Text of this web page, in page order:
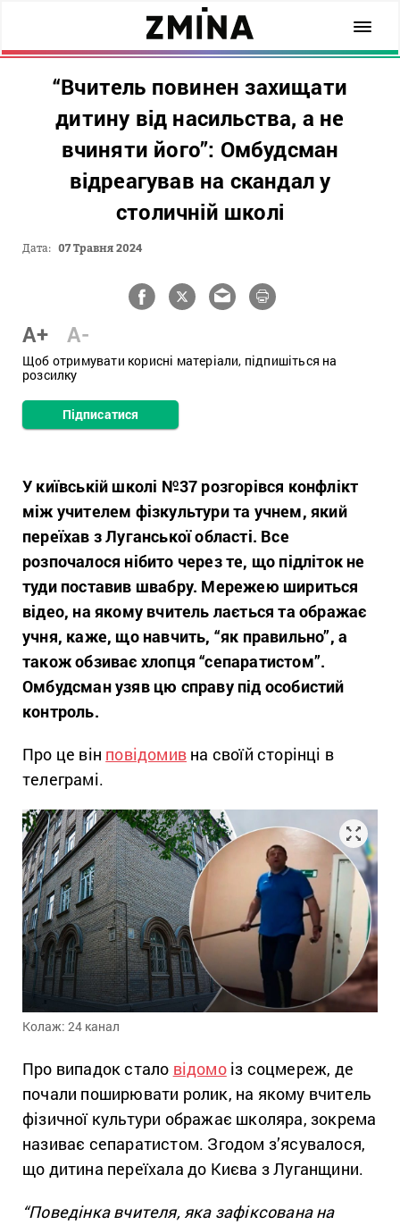
“Вчитель повинен захищати
дитину від насильства, а не
вчиняти його”: Омбудсман
відреагував на скандал у
столичній школі
Дата: 07 Травня 2024
A+ A-
Щоб отримувати корисні матеріали, підпишіться на
розсилку
Підписатися
У київській школі №37 розгорівся конфлікт
між учителем фізкультури та учнем, який
переїхав з Луганської області. Все
розпочалося нібито через те, що підліток не
туди поставив швабру. Мережею шириться
відео, на якому вчитель лається та ображає
учня, каже, що навчить, “як правильно”, а
також обзиває хлопця “сепаратистом”.
Омбудсман узяв цю справу під особистий
контроль.
Про це він повідомив на своїй сторінці в
телеграмі.
Колаж: 24 канал
Про випадок стало відомоіз соцмереж, де
почали поширювати ролик, на якому вчитель
фізичної культури ображає школяра, зокрема
називає сепаратистом. Згодом з’ясувалося,
що дитина переїхала до Києва з Луганщини.
“Поведінка вчителя, яка зафіксована на